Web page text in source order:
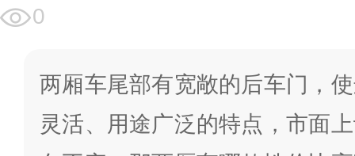
0
两厢车尾部有宽敞的后车门，
灵活、用途广泛的特点，市面